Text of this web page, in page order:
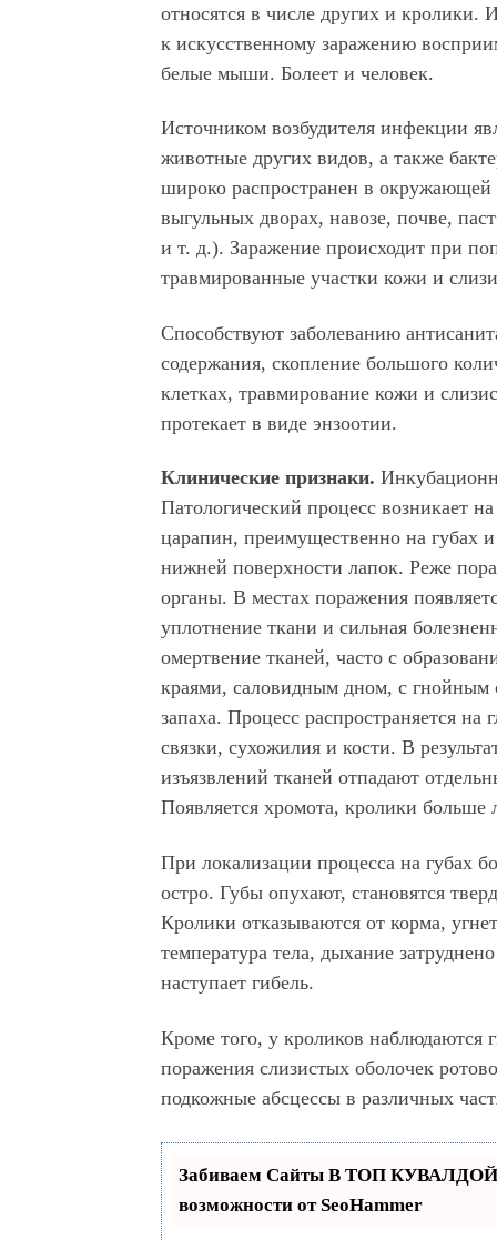
относятся в числе других и кролики.
к искусственному заражению
белые мыши. Болеет и человек.
Источником возбудителя инфекции
животные других видов, а также
широко распространен в
выгульных дворах, навозе, почве,
и т. д.). Заражение происходит при
травмированные участки кожи и
Способствуют заболеванию
содержания, скопление большого
клетках, травмирование кожи и
протекает в виде энзоотии.
Клинические признаки.
Патологический процесс возникает
царапин, преимущественно на губах
нижней поверхности лапок. Реже
органы. В местах поражения
уплотнение ткани и сильная
омертвение тканей, часто с
краями, саловидным дном, с гнойным
запаха. Процесс распространяется
связки, сухожилия и кости. В
изъязвлений тканей отпадают
Появляется хромота, кролики больше
При локализации процесса на губах
остро. Губы опухают, становятся
Кролики отказываются от корма,
температура тела, дыхание
наступает гибель.
Кроме того, у кроликов наблюдаются
поражения слизистых оболочек
подкожные абсцессы в различных
Забиваем Сайты В ТОП
возможности от SeoHammer